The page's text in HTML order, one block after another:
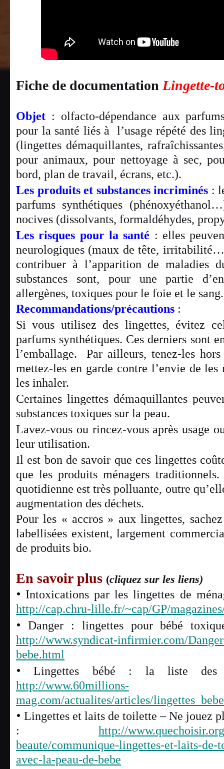
Fiche de documentation Lingette-
Objet : olfacto-dépendance aux
pour la santé liés à l’usage répété des
(lingettes démaquillantes,
pour animaux, pour nettoyage à sec,
bord, plan de travail, écrans, etc.).
Les produits et substances incriminés :
parfums synthétiques
nocives (dissolvants, formaldéhydes,
Les risques pour la santé : elles
neurologiques (maux de tête,
contribuer à l’apparition de maladies
substances sont, pour une partie
allergènes, toxiques pour le foie et le sang.
Recommandations/précautions :
Si vous utilisez des lingettes, évitez
parfums synthétiques. Ces derniers sont
l’emballage. Par ailleurs, tenez-les
mettez-les en garde contre l’envie de
les inhaler.
Certaines lingettes démaquillantes
substances toxiques sur la peau.
Lavez-vous ou rincez-vous après usage
leur utilisation.
Il est bon de savoir que ces lingettes
que les produits ménagers
quotidienne est très polluante, outre
augmentation des déchets.
Pour les « accros » aux lingettes,
labellisées existent, largement
de produits bio.
En savoir plus (cliquez sur les liens)
• Intoxications par les lingettes de
http://cap.chru-lille.fr/~cap/GP/
• Danger : lingettes pour bébé
http://www.syndicat-infirmier.com/
bebe.html
• Lingettes bébé : la liste
http://www.60millions-
mag.com/actualites/articles/
• Lingettes et laits de toilette – Ne jouez
: http://
beaute/communique-lingettes-et-laits-de-
avec-la-peau-de-bebe